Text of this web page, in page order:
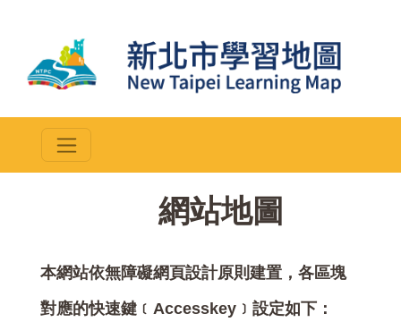
網站地圖
本網站依無障礙網頁設計原則建置，各區塊
對應的快速鍵﹝Accesskey﹞設定如下：